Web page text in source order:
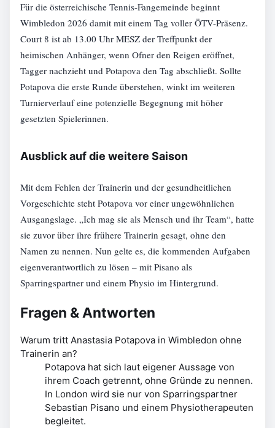
Für die österreichische Tennis-Fangemeinde beginnt
Wimbledon 2026 damit mit einem Tag voller ÖTV-Präsenz.
Court 8 ist ab 13.00 Uhr MESZ der Treffpunkt der
heimischen Anhänger, wenn Ofner den Reigen eröffnet,
Tagger nachzieht und Potapova den Tag abschließt. Sollte
Potapova die erste Runde überstehen, winkt im weiteren
Turnierverlauf eine potenzielle Begegnung mit höher
gesetzten Spielerinnen.
Ausblick auf die weitere Saison
Mit dem Fehlen der Trainerin und der gesundheitlichen
Vorgeschichte steht Potapova vor einer ungewöhnlichen
Ausgangslage. „Ich mag sie als Mensch und ihr Team“, hatte
sie zuvor über ihre frühere Trainerin gesagt, ohne den
Namen zu nennen. Nun gelte es, die kommenden Aufgaben
eigenverantwortlich zu lösen – mit Pisano als
Sparringspartner und einem Physio im Hintergrund.
Fragen & Antworten
Warum tritt Anastasia Potapova in Wimbledon ohne
Trainerin an?
Potapova hat sich laut eigener Aussage von
ihrem Coach getrennt, ohne Gründe zu nennen.
In London wird sie nur von Sparringspartner
Sebastian Pisano und einem Physiotherapeuten
begleitet.